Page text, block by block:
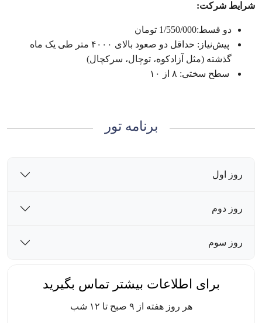
شرایط شرکت:
دو قسط:1/550/000 تومان
پیش‌نیاز: حداقل دو صعود بالای ۴۰۰۰ متر طی یک ماه
گذشته (مثل آزادکوه، توچال، سرکچال)
سطح سختی: ۸ از ۱۰
برنامه تور
روز اول
روز دوم
روز سوم
برای اطلاعات بیشتر تماس بگیرید
هر روز هفته از ۹ صبح تا ۱۲ شب